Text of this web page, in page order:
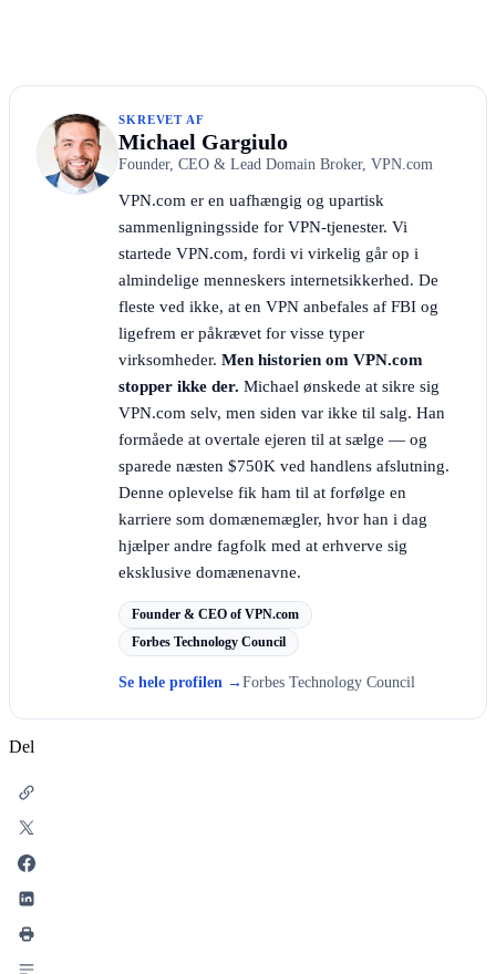
SKREVET AF
Michael Gargiulo
Founder, CEO & Lead Domain Broker, VPN.com
VPN.com er en uafhængig og upartisk
sammenligningsside for VPN-tjenester. Vi
startede VPN.com, fordi vi virkelig går op i
almindelige menneskers internetsikkerhed. De
fleste ved ikke, at en VPN anbefales af FBI og
ligefrem er påkrævet for visse typer
virksomheder. Men historien om VPN.com
stopper ikke der. Michael ønskede at sikre sig
VPN.com selv, men siden var ikke til salg. Han
formåede at overtale ejeren til at sælge — og
sparede næsten $750K ved handlens afslutning.
Denne oplevelse fik ham til at forfølge en
karriere som domænemægler, hvor han i dag
hjælper andre fagfolk med at erhverve sig
eksklusive domænenavne.
Founder & CEO of VPN.com
Forbes Technology Council
Se hele profilen → Forbes Technology Council
Del